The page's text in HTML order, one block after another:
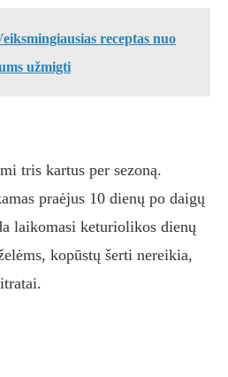
receptas nuo
užmigti
tris kartus per sezoną.
praėjus 10 dienų po daigų
laikomasi keturiolikos dienų
kopūstų šerti nereikia,